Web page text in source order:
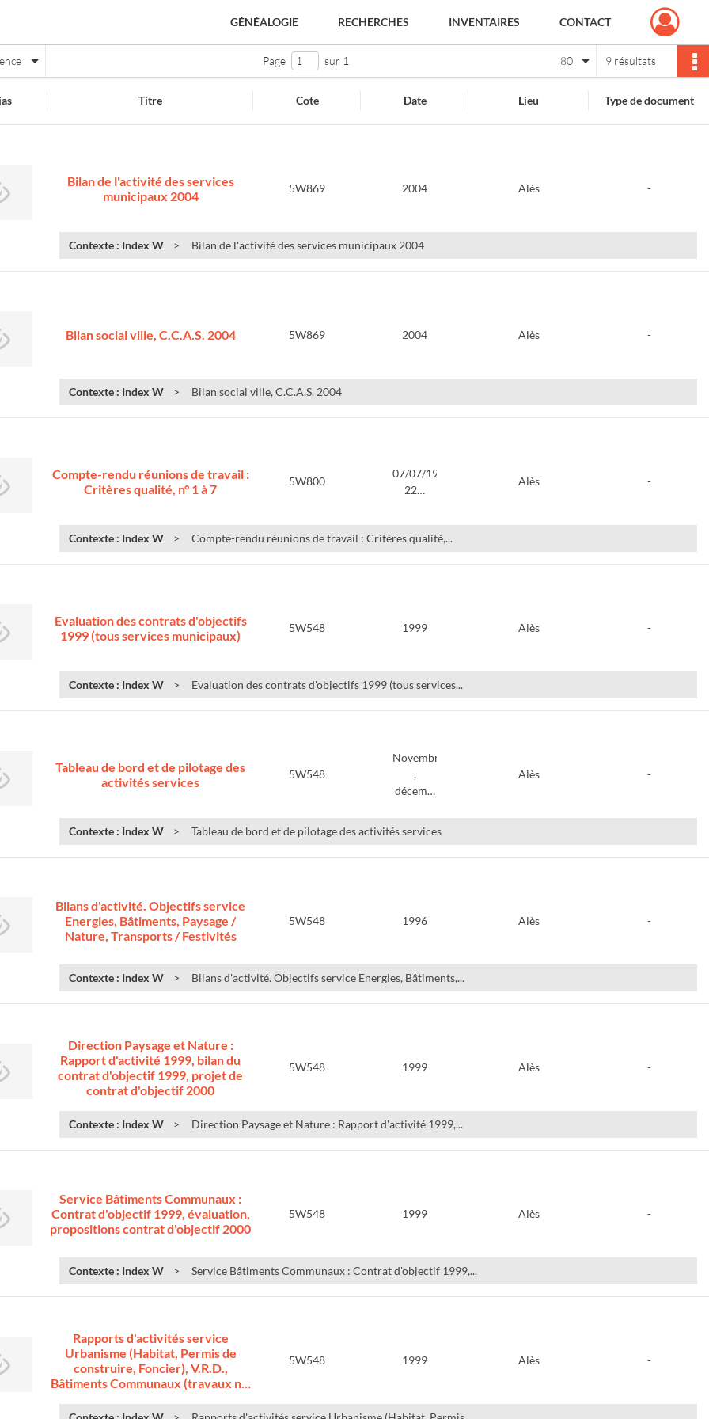
GÉNÉALOGIE RECHERCHES INVENTAIRES CONTACT
Page sur 1 9 résultats
80
Titre Cote Date Lieu Type de document
Bilan de l'activité des services
municipaux 2004
5W869 2004 Alès -
Contexte : Index W Bilan de l'activité des services municipaux 2004
Bilan social ville, C.C.A.S. 2004 5W869 2004 Alès -
Contexte : Index W Bilan social ville, C.C.A.S. 2004
Compte-rendu réunions de travail :
Critères qualité, n° 1 à 7
5W800
07/07/1998-
22…
Alès -
Contexte : Index W Compte-rendu réunions de travail : Critères qualité,...
Evaluation des contrats d'objectifs
1999 (tous services municipaux)
5W548 1999 Alès -
Contexte : Index W Evaluation des contrats d'objectifs 1999 (tous services...
Tableau de bord et de pilotage des
activités services
5W548
Novembre
,
décem…
Alès -
Contexte : Index W Tableau de bord et de pilotage des activités services
Bilans d'activité. Objectifs service
Energies, Bâtiments, Paysage /
Nature, Transports / Festivités
5W548 1996 Alès -
Contexte : Index W Bilans d'activité. Objectifs service Energies, Bâtiments,...
Direction Paysage et Nature :
Rapport d'activité 1999, bilan du
contrat d'objectif 1999, projet de
contrat d'objectif 2000
5W548 1999 Alès -
Contexte : Index W Direction Paysage et Nature : Rapport d'activité 1999,...
Service Bâtiments Communaux :
Contrat d'objectif 1999, évaluation,
propositions contrat d'objectif 2000
5W548 1999 Alès -
Contexte : Index W Service Bâtiments Communaux : Contrat d'objectif 1999,...
Rapports d'activités service
Urbanisme (Habitat, Permis de
construire, Foncier), V.R.D.,
Bâtiments Communaux (travaux n…
5W548 1999 Alès -